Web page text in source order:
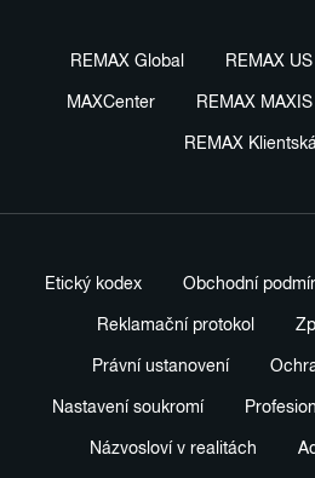
REMAX Global REMAX US
MAXCenter REMAX MAXIS
REMAX
Etický kodex Obchodní
Reklamační protokol
Právní ustanovení
Nastavení soukromí
Názvosloví v realitách